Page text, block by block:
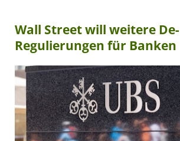
Wall Street will weitere De-
Regulierungen für Banken